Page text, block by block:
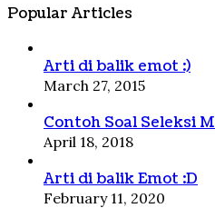
Popular Articles
Arti di balik emot :)
March 27, 2015
Contoh Soal Seleksi
April 18, 2018
Arti di balik Emot :D
February 11, 2020